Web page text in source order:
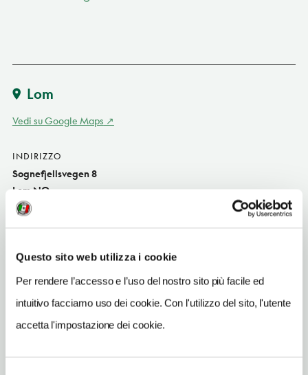
Questo sito web utilizza i cookie
Per rendere l’accesso e l’uso del nostro sito più facile ed
intuitivo facciamo uso dei cookie. Con l'utilizzo del sito, l'utente
accetta l'impostazione dei cookie.
Lom
Vedi su Google Maps
INDIRIZZO
Sognefjellsvegen 8
Lom NO
SITO WEB
INDIRIZZO EMAIL
fjoset.blomster@interflora.no
TELEFONO
61219200